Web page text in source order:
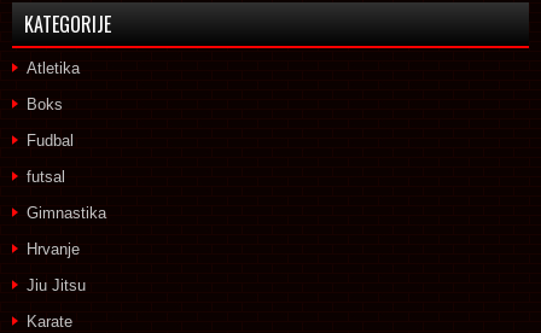
KATEGORIJE
Atletika
Boks
Fudbal
futsal
Gimnastika
Hrvanje
Jiu Jitsu
Karate